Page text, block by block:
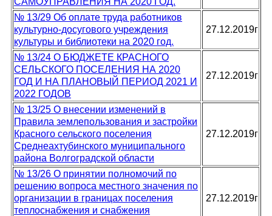
№ 13/29 Об оплате труда работников
культурно-досугового учреждения
культуры и библиотеки на 2020 год.
27.12.2019г
№ 13/24 О БЮДЖЕТЕ КРАСНОГО
СЕЛЬСКОГО ПОСЕЛЕНИЯ НА 2020
ГОД И НА ПЛАНОВЫЙ ПЕРИОД 2021 И
2022 ГОДОВ
27.12.2019г
№ 13/25 О внесении изменений в
Правила землепользования и застройки
Красного сельского поселения
Среднеахтубинского муниципального
района Волгоградской области
27.12.2019г
№ 13/26 О принятии полномочий по
решению вопроса местного значения по
организации в границах поселения
теплоснабжения и снабжения
27.12.2019г